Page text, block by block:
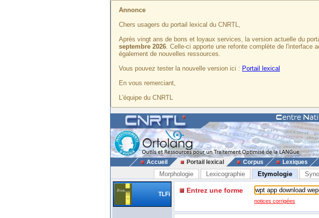
Annonce
Chers usagers du portail lexical du CNRTL,
Après vingt ans de bons et loyaux services, la version actuelle du
septembre 2026. Celle-ci apporte une refonte complète de l'interface
également de nouvelles ressources.
Vous pouvez tester la nouvelle version ici : Portail lexical
En vous remerciant,
L'équipe du CNRTL
Accueil Portail lexical Corpus Lexiques
Morphologie Lexicographie Etymologie
TLFi Entrez une forme
notices corrigées